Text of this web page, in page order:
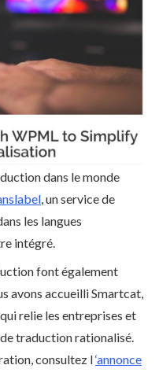
dans le monde
, un service de
les langues
intégré.
font également
avons accueilli Smartcat,
relie les entreprises et
traduction rationalisé.
consultez l‘annonce